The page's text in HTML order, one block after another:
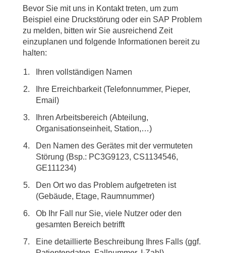
Bevor Sie mit uns in Kontakt treten, um zum
Beispiel eine Druckstörung oder ein SAP Problem
zu melden, bitten wir Sie ausreichend Zeit
einzuplanen und folgende Informationen bereit zu
halten:
Ihren vollständigen Namen
Ihre Erreichbarkeit (Telefonnummer, Pieper,
Email)
Ihren Arbeitsbereich (Abteilung,
Organisationseinheit, Station,…)
Den Namen des Gerätes mit der vermuteten
Störung (Bsp.: PC3G9123, CS1134546,
GE111234)
Den Ort wo das Problem aufgetreten ist
(Gebäude, Etage, Raumnummer)
Ob Ihr Fall nur Sie, viele Nutzer oder den
gesamten Bereich betrifft
Eine detaillierte Beschreibung Ihres Falls (ggf.